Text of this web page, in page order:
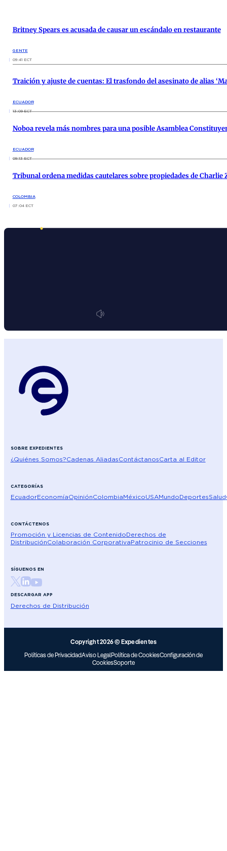
Britney Spears es acusada de causar un escándalo en restaurante
GENTE
09:41 ECT
Traición y ajuste de cuentas: El trasfondo del asesinato de alias
ECUADOR
13:09 ECT
Noboa revela más nombres para una posible Asamblea
ECUADOR
09:13 ECT
Tribunal ordena medidas cautelares sobre propiedades de Charlie
COLOMBIA
07:04 ECT
SOBRE EXPEDIENTES
¿Quiénes Somos?Cadenas AliadasContáctanosCarta al Editor
CATEGORÍAS
EcuadorEconomíaOpiniónColombiaMéxicoUSAMundoDeportesSalud
CONTÁCTENOS
Promoción y Licencias de ContenidoDerechos de
DistribuciónColaboración CorporativaPatrocinio de Secciones
SÍGUENOS EN
DESCARGAR APP
Derechos de Distribución
Copyright 2026 © Expedientes
Políticas de PrivacidadAviso LegalPolítica de CookiesConfiguración de
CookiesSoporte